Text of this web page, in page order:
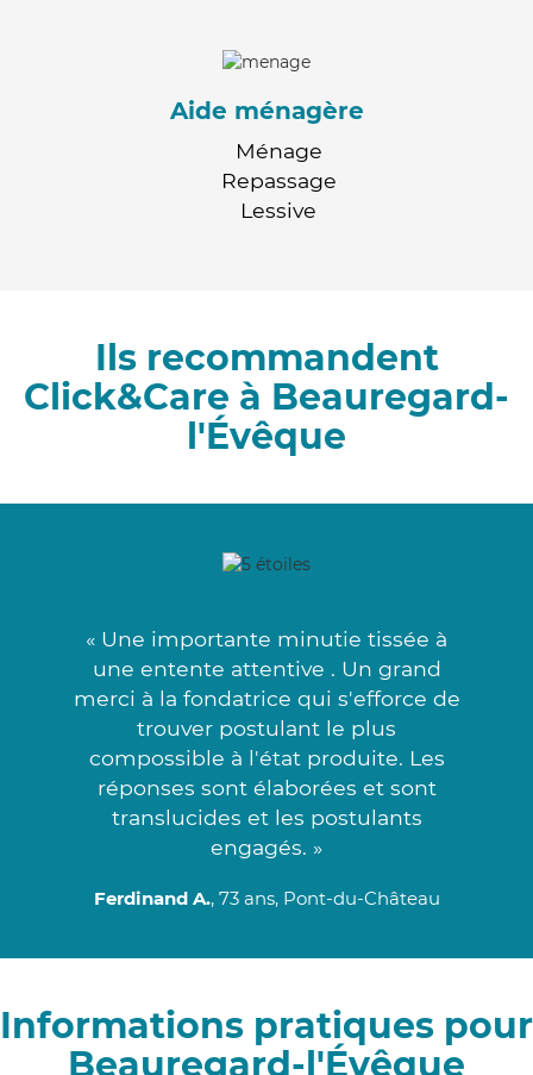
Aide ménagère
Ménage
Repassage
Lessive
Ils recommandent
Click&Care à Beauregard-
l'Évêque
« Une importante minutie tissée à
une entente attentive . Un grand
merci à la fondatrice qui s'efforce de
trouver postulant le plus
compossible à l'état produite. Les
réponses sont élaborées et sont
translucides et les postulants
engagés. »
Ferdinand A., 73 ans, Pont-du-Château
Informations pratiques pour
Beauregard-l'Évêque